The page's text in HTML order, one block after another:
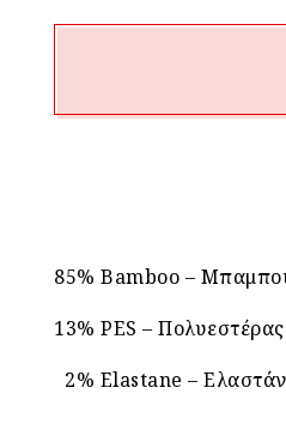
85% Bamboo –
13% PES – Πολυεστέρας
2% Elastane –